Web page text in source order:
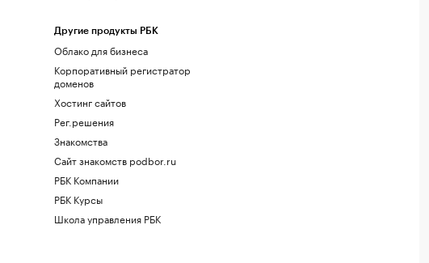
Другие продукты РБК
Облако для бизнеса
Корпоративный регистратор
доменов
Хостинг сайтов
Рег.решения
Знакомства
Сайт знакомств podbor.ru
РБК Компании
РБК Курсы
Школа управления РБК